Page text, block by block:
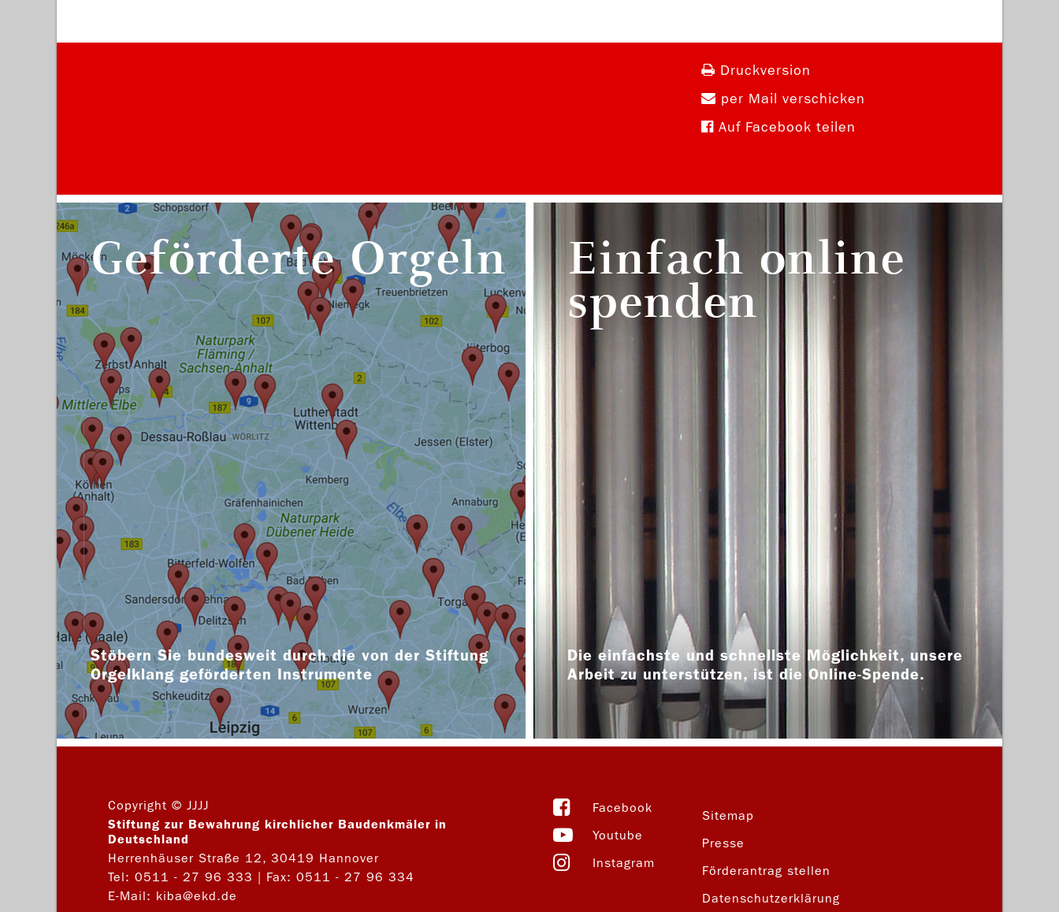
Druckversion
per Mail verschicken
Auf Facebook teilen
Geförderte Orgeln
Stöbern Sie bundesweit durch die von der Stiftung
Orgelklang geförderten Instrumente
Einfach online
spenden
Die einfachste und schnellste Möglichkeit, unsere
Arbeit zu unterstützen, ist die Online-Spende.
Copyright © JJJJ
Stiftung zur Bewahrung kirchlicher Baudenkmäler in
Deutschland
Herrenhäuser Straße 12, 30419 Hannover
Tel: 0511 - 27 96 333 | Fax: 0511 - 27 96 334
E-Mail: kiba@ekd.de
Facebook
Youtube
Instagram
Sitemap
Presse
Förderantrag stellen
Datenschutzerklärung